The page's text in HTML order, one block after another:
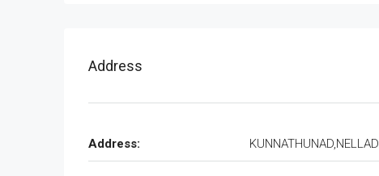
Address
Address: KUNNATHUNAD,NELLAD